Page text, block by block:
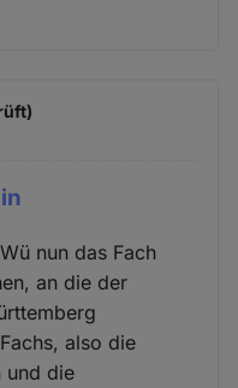
nun das Fach
an die der
also die
und die